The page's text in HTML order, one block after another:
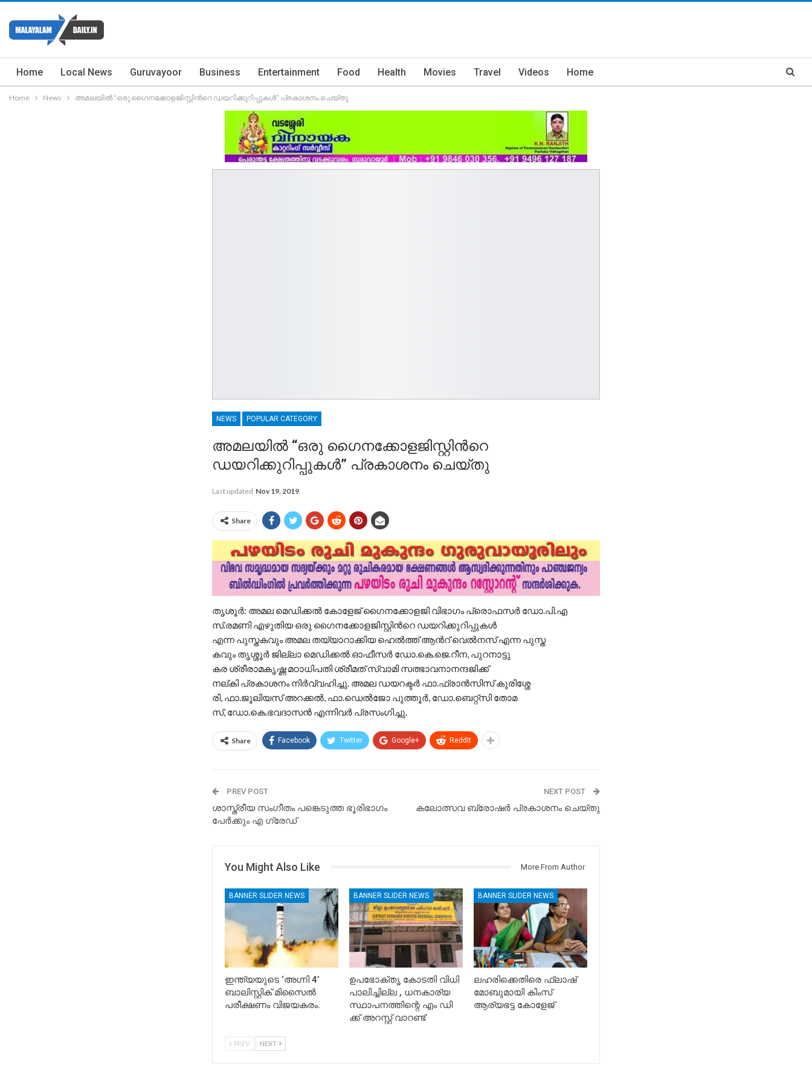
Home Local News Guruvayoor Business Entertainment Food Health Movies Travel Videos Home
Home News അമലയില്‍ “ഒരു ഗൈനക്കോളജിസ്റ്റിന്‍റെ ഡയറിക്കുറിപ്പുകള്‍” പ്രകാശനം ചെയ്തു
NEWS POPULAR CATEGORY
അമലയില്‍ “ഒരു ഗൈനക്കോളജിസ്റ്റിന്‍റെ
ഡയറിക്കുറിപ്പുകള്‍” പ്രകാശനം ചെയ്തു
Last updated Nov 19, 2019
Share
തൃശൂര്‍: അമല മെഡിക്കല്‍ കോളേജ് ഗൈനക്കോളജി വിഭാഗം പ്രൊഫസര്‍ ഡോ.പി.എ
സ്.രമണി എഴുതിയ ഒരു ഗൈനക്കോളജിസ്റ്റിന്‍റെ ഡയറിക്കുറിപ്പുകള്‍
എന്ന പുസ്തകവും അമല തയ്യാറാക്കിയ ഹെല്‍ത്ത് ആന്‍റ് വെല്‍നസ് എന്ന പുസ്ത
കവും തൃശ്ശൂര്‍ ജില്ലാ മെഡിക്കല്‍ ഓഫീസര്‍ ഡോ.കെ.ജെ.റീന, പുറനാട്ടു
കര ശ്രീരാമകൃഷ്ണ മഠാധിപതി ശ്രീമത് സ്വാമി സത്ഭാവനാനന്ദജിക്ക്
നല്കി പ്രകാശനം നിര്‍വ്വഹിച്ചു. അമല ഡയറക്ടര്‍ ഫാ.ഫ്രാന്‍സിസ് കുരിശ്ശേ
രി, ഫാ.ജൂലിയസ് അറക്കല്‍, ഫാ.ഡെല്‍ജോ പുത്തൂര്‍, ഡോ.ബെറ്റ്സി തോമ
സ്, ഡോ.കെ.ഭവദാസന്‍ എന്നിവര്‍ പ്രസംഗിച്ചു.
Share Facebook Twitter Google+ ReddIt
PREV POST
ശാസ്ത്രീയ സംഗീതം പങ്കെടുത്ത ഭൂരിഭാഗം
പേര്‍ക്കും എ ഗ്രേഡ്
NEXT POST
കലോത്സവ ബ്രോഷർ പ്രകാശനം ചെയ്തു
You Might Also Like More From Author
BANNER SLIDER NEWS
ഇന്ത്യയുടെ ‘അഗ്നി 4’
ബാലിസ്റ്റിക് മിസൈൽ
പരീക്ഷണം വിജയകരം.
BANNER SLIDER NEWS
ഉപഭോക്തൃ കോടതി വിധി
പാലിച്ചില്ല , ധനകാര്യ
സ്ഥാപനത്തിന്റെ എം ഡി
ക്ക് അറസ്റ്റ് വാറണ്ട്
BANNER SLIDER NEWS
ലഹരിക്കെതിരെ ഫ്ലാഷ്
മോബുമായി കിംസ്
ആര്യഭട്ട കോളേജ്
PREV NEXT